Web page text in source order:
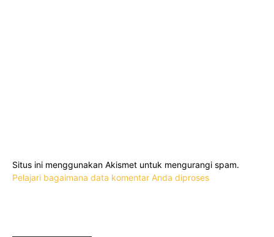
Situs ini menggunakan Akismet untuk mengurangi spam.
Pelajari bagaimana data komentar Anda diproses